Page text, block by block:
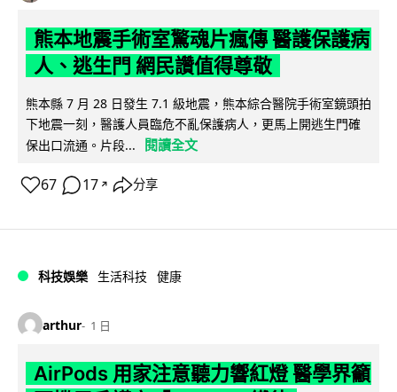
熊本地震手術室驚魂片瘋傳 醫護保護病
人、逃生門 網民讚值得尊敬
熊本縣 7 月 28 日發生 7.1 級地震，熊本綜合醫院手術室鏡頭拍
下地震一刻，醫護人員臨危不亂保護病人，更馬上開逃生門確
保出口流通。片段...
閱讀全文
67 17 ↗ 分享
科技娛樂 生活科技 健康
arthur 1 日
AirPods 用家注意聽力響紅燈 醫學界籲